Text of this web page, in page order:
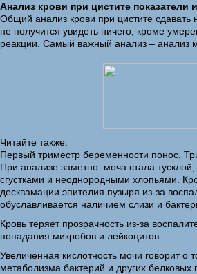
Анализ крови при цистите показатели
Общий анализ крови при цистите сдавать
не получится увидеть ничего, кроме
реакции. Самый важный анализ – анализ
Читайте также:
Первый триместр беременности понос,
При анализе заметно: моча стала
сгустками и неоднородными хлопьями.
десквамации эпителия пузыря из-за
обуславливается наличием слизи и
Кровь теряет прозрачность из-за
попадания микробов и лейкоцитов.
Увеличенная кислотность мочи говорит о
метаболизма бактерий и других белковых